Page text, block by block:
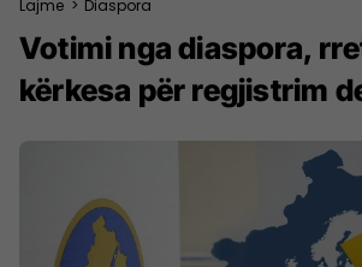
Lajme > Diaspora
Votimi nga diaspora,
kërkesa për regjistrim